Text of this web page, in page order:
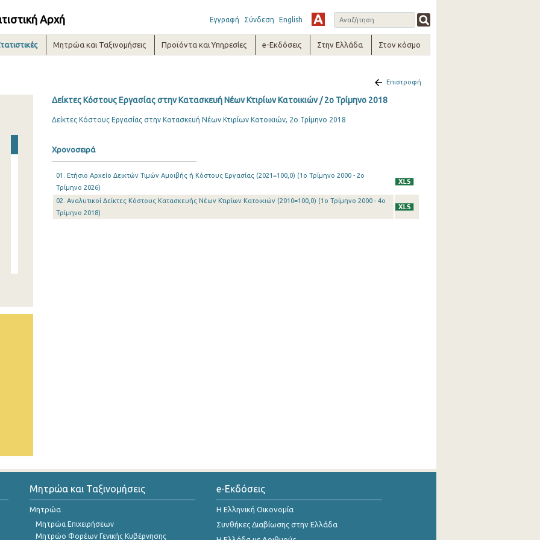
Αρχή Εγγραφή Σύνδεση English
Μητρώα και Ταξινομήσεις Προϊόντα και Υπηρεσίες e-Εκδόσεις Στην Ελλάδα Στον κόσμο
Επιστροφή
Δείκτες Κόστους Εργασίας στην Κατασκευή Νέων Κτιρίων Κατοικιών / 2o Τρίμηνο 2018
Δείκτες Κόστους Εργασίας στην Κατασκευή Νέων Κτιρίων Κατοικιών, 2ο Τρίμηνο 2018
Χρονοσειρά
01. Ετήσιο Αρχείο Δεικτών Τιμών Αμοιβής ή Κόστους Εργασίας (2021=100,0) (1o Τρίμηνο 2000 - 2o
Τρίμηνο 2026)
02. Αναλυτικοί Δείκτες Κόστους Κατασκευής Νέων Κτιρίων Κατοικιών (2010=100,0) (1o Τρίμηνο 2000 - 4o
Τρίμηνο 2018)
Μητρώα και Ταξινομήσεις
Μητρώα
Μητρώα Επιχειρήσεων
Μητρώο Φορέων Γενικής Κυβέρνησης
e-Εκδόσεις
Η Ελληνική Οικονομία
Συνθήκες Διαβίωσης στην Ελλάδα